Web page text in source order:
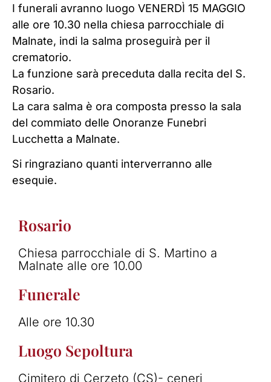
I funerali avranno luogo VENERDÌ 15 MAGGIO
alle ore 10.30 nella chiesa parrocchiale di
Malnate, indi la salma proseguirà per il
crematorio.
La funzione sarà preceduta dalla recita del S.
Rosario.
La cara salma è ora composta presso la sala
del commiato delle Onoranze Funebri
Lucchetta a Malnate.
Si ringraziano quanti interverranno alle
esequie.
Rosario
Chiesa parrocchiale di S. Martino a
Malnate alle ore 10.00
Funerale
Alle ore 10.30
Luogo Sepoltura
Cimitero di Cerzeto (CS)- ceneri